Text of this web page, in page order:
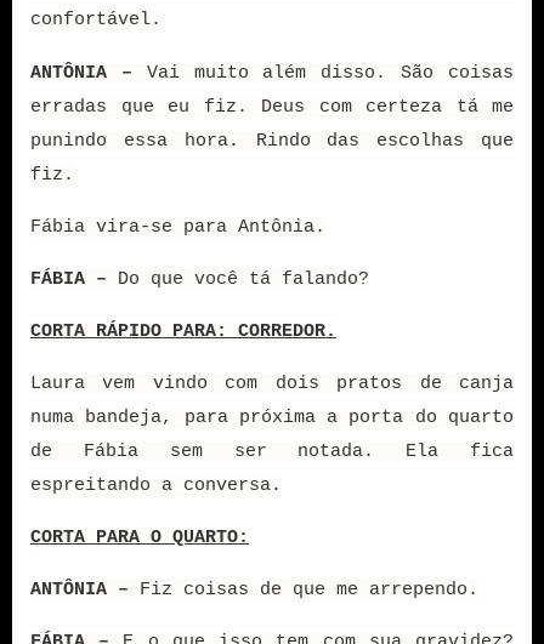
confortável.
ANTÔNIA – Vai muito além disso. São coisas
erradas que eu fiz. Deus com certeza tá me
punindo essa hora. Rindo das escolhas que
fiz.
Fábia vira-se para Antônia.
FÁBIA – Do que você tá falando?
CORTA RÁPIDO PARA: CORREDOR.
Laura vem vindo com dois pratos de canja
numa bandeja, para próxima a porta do quarto
de Fábia sem ser notada. Ela fica
espreitando a conversa.
CORTA PARA O QUARTO:
ANTÔNIA – Fiz coisas de que me arrependo.